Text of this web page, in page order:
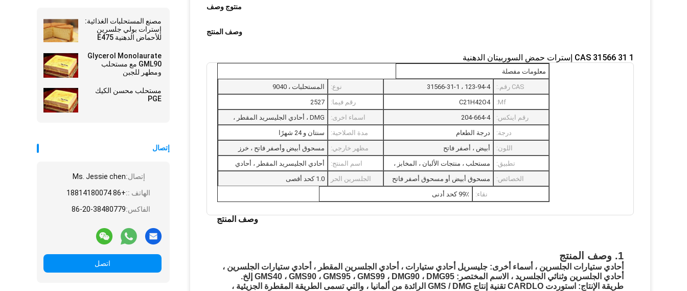
مصنع المستحلبات الغذائية:
إسترات بولي جلسرين
للأحماض الدهنية E475
Glycerol Monolaurate
GML90 مع مستحلب
ومطهر للجبن
مستحلب محسن الكيك
PGE
إتصال
إتصال:Ms. Jessie chen
الهاتف ::+86 18814180074
الفاكس:86-20-38480779
اتصل
منتوج وصف
وصف المنتج
CAS 31566 31 1 إسترات حمض السوربيتان الدهنية
معلومات مفصلة
CAS رقم.:
123-94-4 ، 31566-31-1 نوع:
المستحلبات ، 9040
Mf:
C21H42O4 رقم فيما:
2527
رقم اينكس:
204-664-4 اسماء اخرى:
DMG ، أحادي الجليسريد المقطر ،
GMS ، Glyceryl Monostearate ،
GMS90
درجة: درجة الطعام مدة الصلاحية:
سنتان و 24 شهرًا
اللون:
أبيض ، أصفر فاتح مظهر خارجي:
مسحوق أبيض وأصفر فاتح ، خرز
تطبيق:
مستحلب ، منتجات الألبان ، المخابز ،
EPE FOAM AGENT GMS99 ،
مستحضرات التجميل والصناعات
اسم المنتج:
أحادي الجليسريد المقطر ، أحادي
الخصائص: مسحوق أبيض أو مسحوق أصفر فاتح
الجلسرين الحر
1.0 كحد أقصى
نقاء:
99٪ كحد أدنى
وصف المنتج
1. وصف المنتج
أحادي ستيارات الجلسرين ، أسماء أخرى: جليسريل أحادي ستيارات ، أحادي الجلسرين المقطر ، أحادي ستيارات الجلسرين ،
أحادي الجلسرين وثنائي الجلسريد ، الاسم المختصر: GMS40 ، GMS90 ، GMS95 ، GMS99 ، DMG90 ، DMG95 إلخ.
طريقة الإنتاج: استوردت CARDLO تقنية إنتاج GMS / DMG الرائدة من ألمانيا ، والتي تسمى الطريقة المقطرة الجزيئية ،